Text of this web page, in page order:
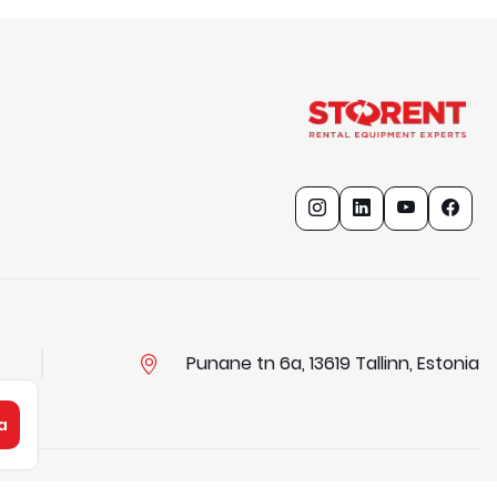
Punane tn 6a, 13619 Tallinn, Estonia